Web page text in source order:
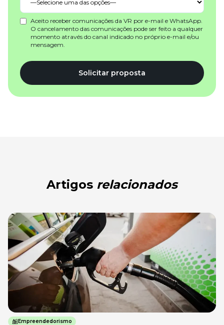
Aceito receber comunicações da VR por e-mail e WhatsApp.
O cancelamento das comunicações pode ser feito a qualquer
momento através do canal indicado no próprio e-mail e/ou
mensagem.
Solicitar proposta
Artigos relacionados
Empreendedorismo